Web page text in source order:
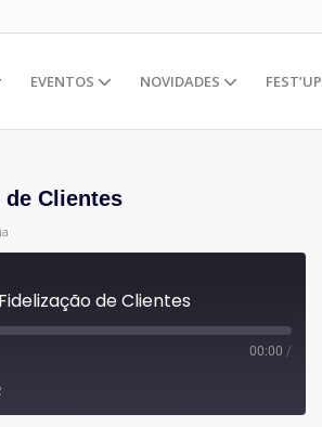
EVENTOS NOVIDADES FEST’UP
de Clientes
de Clientes
00:00 /